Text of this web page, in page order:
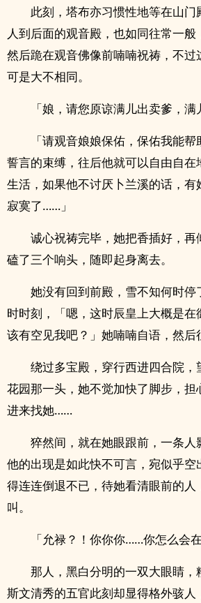
此刻，塔布亦习惯性地等在山
人到后面的观音殿，也如同往常一般
然后跪在观音佛像前喃喃祝祷，不过
可是大不相同。
「娘，请您原谅满儿出卖爹，
「请观音娘娘保佑，保佑我能
誓言的束缚，往后他就可以自由自在
生活，如果他不讨厌卜兰溪的话，有
寂寞了……」
诚心祝祷完毕，她把香插好，
磕了三个响头，随即起身离去。
她没有回到前殿，雪不知何时停
时时刻，「嗯，这时辰皇上大概是
该有空见我吧？」她喃喃自语，然后
绕过多宝殿，穿行西进四合院，
花园那一头，她不觉加快了脚步，
进来找她……
猝然间，就在她眼跟前，一条人
他的出现是如此快不可言，宛似乎
得连连倒退不已，待她看清眼前的人
叫。
「允禄？！你你你……你怎么会
那人，黑白分明的一双大眼睛，
斯文清秀的五官此刻却显得格外骇人